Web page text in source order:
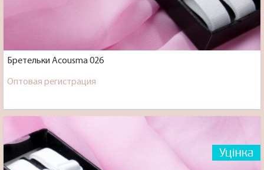
Бретельки Acousma 026
Оптовая регистрация